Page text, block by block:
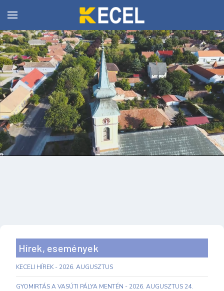
Hírek, események
KECELI HÍREK - 2026. AUGUSZTUS
GYOMIRTÁS A VASÚTI PÁLYA MENTÉN - 2026. AUGUSZTUS 24.